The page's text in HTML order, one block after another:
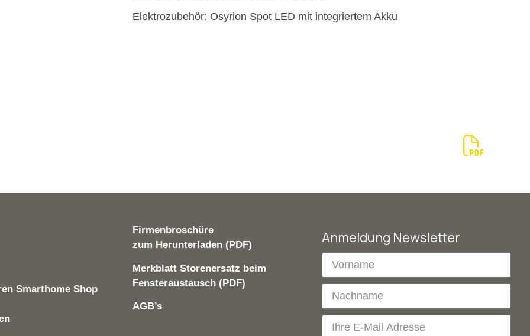
Elektrozubehör: Osyrion Spot LED mit integriertem Akku
Smarthome Shop
Firmenbroschüre
zum Herunterladen (PDF)
Merkblatt Storenersatz beim
Fensteraustausch (PDF)
AGB’s
Anmeldung Newsletter